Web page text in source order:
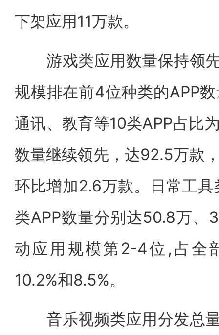
下架应用11万款。
游戏类应用数量保持领先
规模排在前4位种类的APP
通讯、教育等10类APP占比
数量继续领先，达92.5万款
环比增加2.6万款。日常工
类APP数量分别达50.8万
动应用规模第2-4位,占全
10.2%和8.5%。
音乐视频类应用分发总量